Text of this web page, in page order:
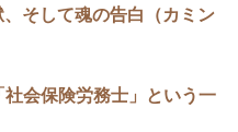
そして魂の告白（カミン
社会保険労務士」という一